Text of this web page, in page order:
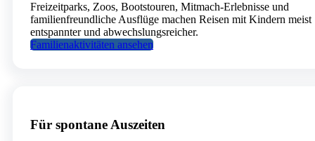
Freizeitparks, Zoos, Bootstouren, Mitmach-Erlebnisse und
familienfreundliche Ausflüge machen Reisen mit Kindern meist
entspannter und abwechslungsreicher.
Familienaktivitäten ansehen
Für spontane Auszeiten